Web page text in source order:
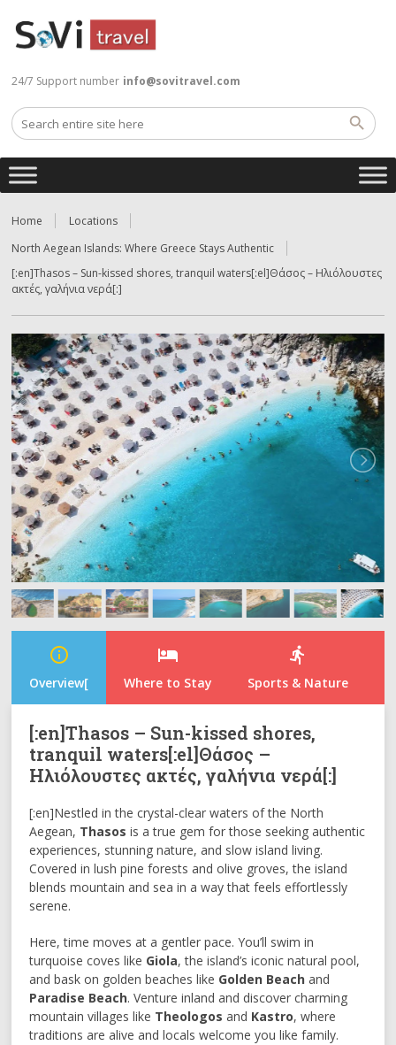
24/7 Support number info@sovitravel.com
Home
Locations
North Aegean Islands: Where Greece Stays Authentic
[:en]Thasos – Sun-kissed shores, tranquil waters[:el]Θάσος – Ηλιόλουστες
ακτές, γαλήνια νερά[:]
info_outline
Overview[
hotel
Where to Stay
directions_run
Sports & Nature
[:en]Thasos – Sun-kissed shores,
tranquil waters[:el]Θάσος –
Ηλιόλουστες ακτές, γαλήνια νερά[:]
[:en]Nestled in the crystal-clear waters of the North
Aegean, Thasos is a true gem for those seeking authentic
experiences, stunning nature, and slow island living.
Covered in lush pine forests and olive groves, the island
blends mountain and sea in a way that feels effortlessly
serene.
Here, time moves at a gentler pace. You’ll swim in
turquoise coves like Giola, the island’s iconic natural pool,
and bask on golden beaches like Golden Beach and
Paradise Beach. Venture inland and discover charming
mountain villages like Theologos and Kastro, where
traditions are alive and locals welcome you like family.